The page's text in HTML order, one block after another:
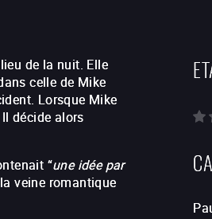
de la nuit. Elle
celle de Mike
Lorsque Mike
décide alors
“une idée par
veine romantique